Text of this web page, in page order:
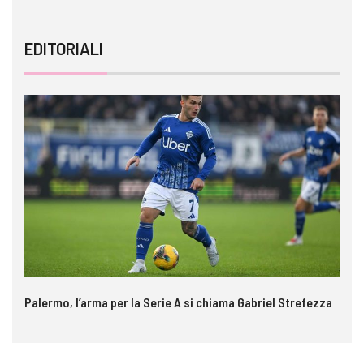
EDITORIALI
Palermo, l’arma per la Serie A si chiama Gabriel Strefezza